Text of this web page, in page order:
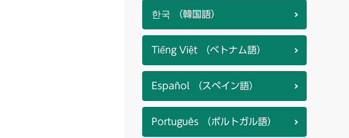
한국 （韓国語）
Tiếng Việt （ベトナム語）
Español （スペイン語）
Português （ポルトガル語）